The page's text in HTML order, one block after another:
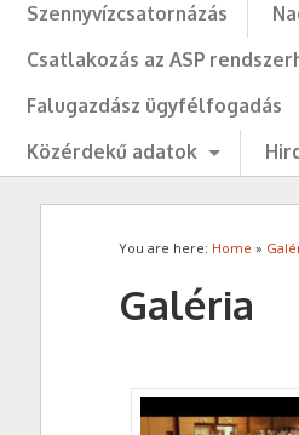
Szennyvízcsatornázás
Csatlakozás az ASP
Falugazdász ügyfélfogadás
Közérdekű adatok
You are here: Home »
Galéria